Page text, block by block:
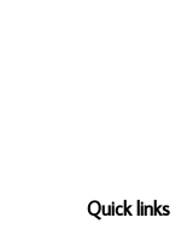
Quick links